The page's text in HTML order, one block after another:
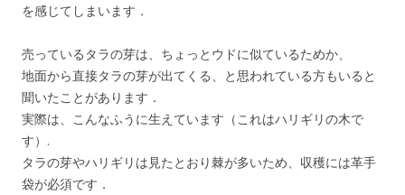
を感じてしまいます．
売っているタラの芽は、ちょっとウドに似ているためか、
地面から直接タラの芽が出てくる、と思われている方もいると
聞いたことがあります．
実際は、こんなふうに生えています（これはハリギリの木で
す）.
タラの芽やハリギリは見たとおり棘が多いため、収穫には革手
袋が必須です．